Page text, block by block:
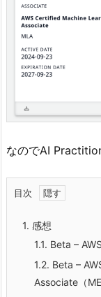
なのでAI
目次
1. 感想
1.1. Beta –
1.2. Beta –
Associate（